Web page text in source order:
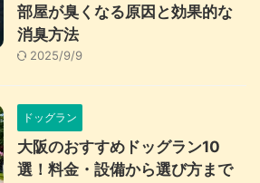
部屋が臭くなる原因と効果的な
消臭方法
2025/9/9
ドッグラン
大阪のおすすめドッグラン10
選！料金・設備から選び方まで